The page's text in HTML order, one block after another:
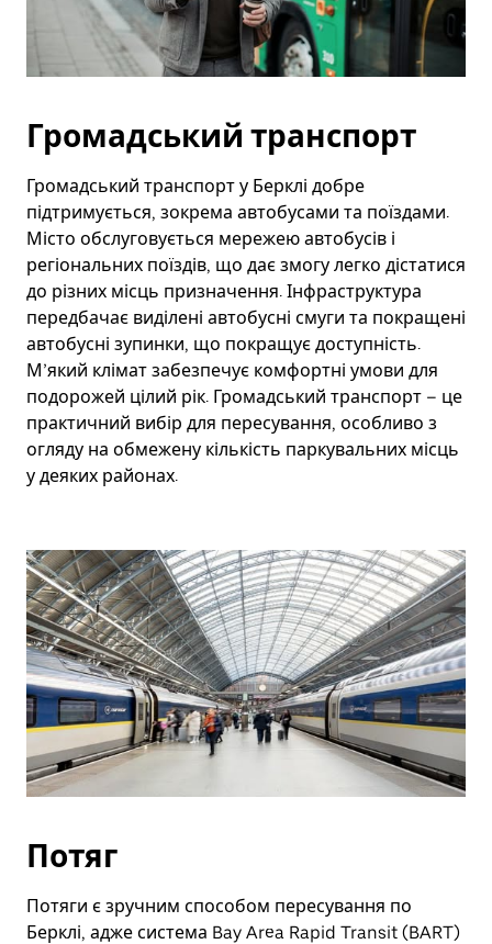
Громадський транспорт
Громадський транспорт у Берклі добре
підтримується, зокрема автобусами та поїздами.
Місто обслуговується мережею автобусів і
регіональних поїздів, що дає змогу легко дістатися
до різних місць призначення. Інфраструктура
передбачає виділені автобусні смуги та покращені
автобусні зупинки, що покращує доступність.
М’який клімат забезпечує комфортні умови для
подорожей цілий рік. Громадський транспорт – це
практичний вибір для пересування, особливо з
огляду на обмежену кількість паркувальних місць
у деяких районах.
Потяг
Потяги є зручним способом пересування по
Берклі, адже система Bay Area Rapid Transit (BART)